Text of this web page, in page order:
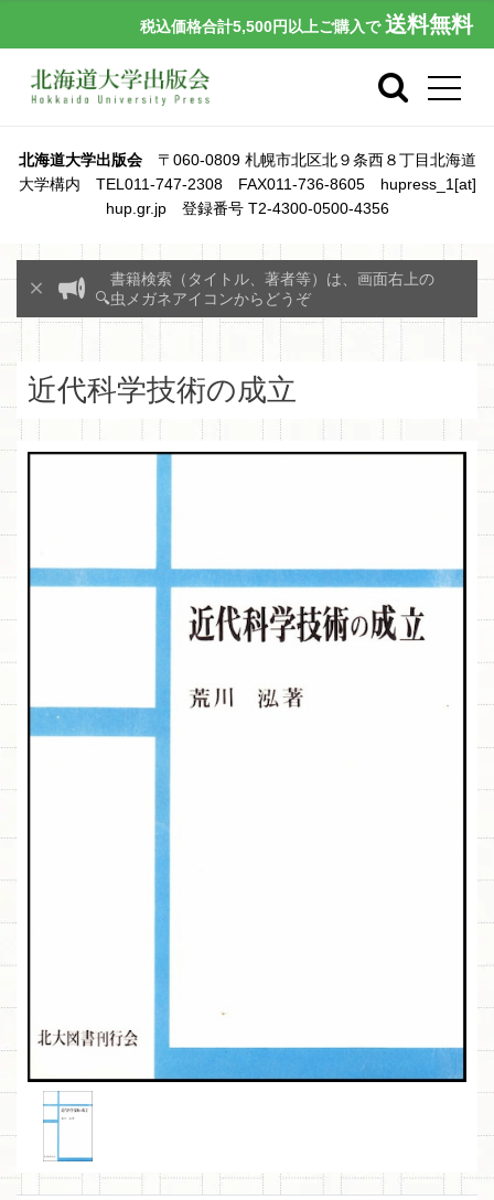
税込価格合計5,500円以上ご購入で 送料無料
北海道大学出版会〒060-0809 札幌市北区北９条西８丁目北海道
大学構内 TEL011-747-2308 FAX011-736-8605 hupress_1[at]
hup.gr.jp 登録番号 T2-4300-0500-4356
書籍検索（タイトル、著者等）は、画面右上の
🔍虫メガネアイコンからどうぞ
近代科学技術の成立